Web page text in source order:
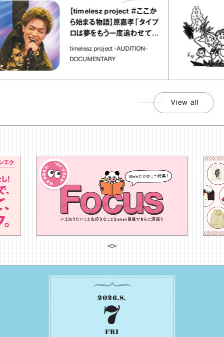
【timelesz project ＃ここか
ら始まる物語】原嘉孝「タイプ
ロは夢をもう一度追わせてく
れた場所」
timelesz project -AUDITION-
DOCUMENTARY
View all
2026.8.
7
FRI